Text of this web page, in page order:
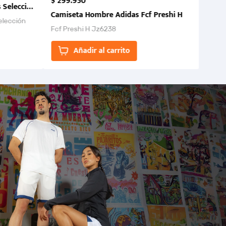
Colombia FCF 2026.
Camiseta Hombre Adidas Fcf Preshi H
Fcf Preshi H Jz6238
Añadir al carrito